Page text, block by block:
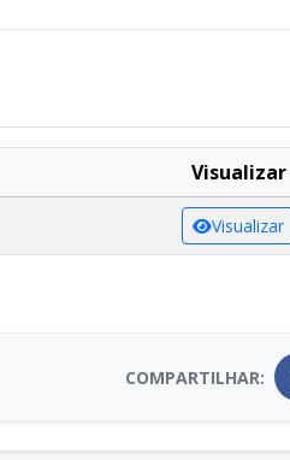
Visualizar
Visualizar
COMPARTILHAR: